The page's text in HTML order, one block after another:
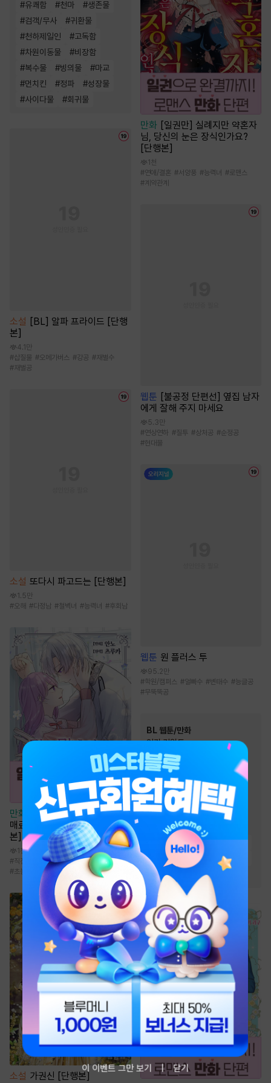
#유쾌함 #천마 #생존물
#검객/무사 #귀환물
#천하제일인 #고독함
#차원이동물 #비장함
#복수물 #빙의물 #마교
#먼치킨 #정파 #성장물
#사이다물 #회귀물
소설 [BL] 알파 프라이드 [단행
본]
4.1만
#삽질물 #오메가버스 #강공 # 재벌수
# 재벌공
소설 또다시 파고드는 [단행본]
1.5만
#오해 #다정남 #철벽녀 #능력녀 #후회남
만화
[일권만] 마지막 추억으로
매료 마법을 걸었습니다 [단행
본]
1천
#직진녀 연애/결혼 #계약관계 #무심남
#초능력
소설 가권신 [단행본]
만화 [일권만] 실례지만 약혼자
님, 당신의 눈은 장식인가요?
[단행본]
1천
#연애/결혼 #서양풍 #능력녀 #로맨스
#계약관계
웹툰
[불공정 단편선] 옆집 남자
에게 잘해 주지 마세요
5.3만
#연상연하 #질투 #상처공 #순정공
#현대물
웹툰 원 플러스 투
95.2만
#학원/캠퍼스 #얼빠수 #변태수 #능글공
#무뚝뚝공
BL 웹툰/만화
인기 키워드
#츤데레수
#연상수 #절륜공
# 친구 #현대물 #미남공
#능글공 #대형견공
집착공 #친구>연인
다정공 # 다정수 #미인수
#
동거 하드코어 #상처수
#연하공 고수위
이 이벤트 그만 보기 닫기